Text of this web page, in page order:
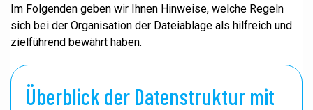
Im Folgenden geben wir Ihnen Hinweise, welche Regeln
sich bei der Organisation der Dateiablage als hilfreich und
zielführend bewährt haben.
Überblick der Datenstruktur mit